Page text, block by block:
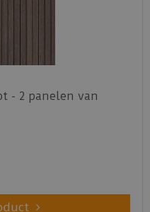
- 2 panelen van